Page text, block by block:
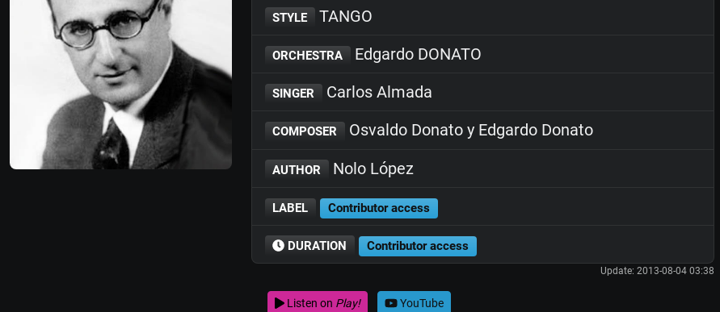
STYLE TANGO
ORCHESTRA Edgardo DONATO
SINGER Carlos Almada
COMPOSER Osvaldo Donato y Edgardo Donato
AUTHOR Nolo López
LABEL Contributor access
DURATION Contributor access
Update: 2013-08-04 03:38
Listen on Play! YouTube